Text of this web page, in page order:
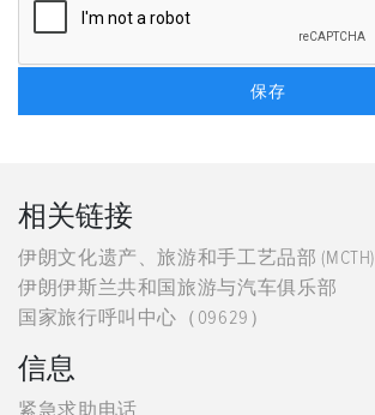
相关链接
伊朗文化遗产、旅游和手工艺品部 (MCTH)
伊朗伊斯兰共和国旅游与汽车俱乐部
国家旅行呼叫中心（09629）
信息